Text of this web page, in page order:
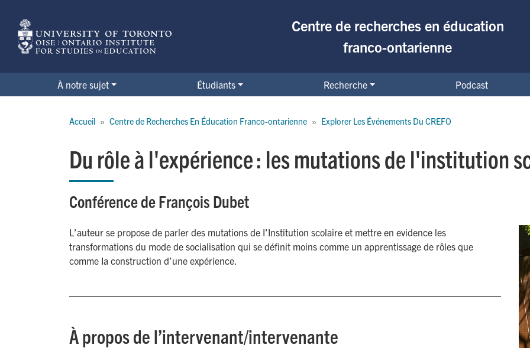
main
content
Centre de recherches en éducation
franco-ontarienne
À notre sujet Étudiants Recherche Podcast
Accueil Centre de Recherches En Éducation Franco-ontarienne Explorer Les Événements Du CREFO
Du rôle à l'expérience : les mutations de l'institution
Conférence de François Dubet
L’auteur se propose de parler des mutations de I’Institution scolaire et mettre en evidence les
transformations du mode de socialisation qui se définit moins comme un apprentissage de rôles que
comme Ia construction d’une expérience.
À propos de l’intervenant/intervenante